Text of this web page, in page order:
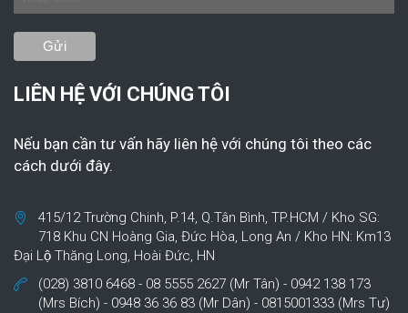
LIÊN HỆ VỚI CHÚNG TÔI
Nếu bạn cần tư vấn hãy liên hệ với chúng tôi theo các
cách dưới đây.
415/12 Trường Chinh, P.14, Q.Tân Bình, TP.HCM / Kho SG:
718 Khu CN Hoàng Gia, Đức Hòa, Long An / Kho HN: Km13
Đại Lộ Thăng Long, Hoài Đức, HN
(028) 3810 6468 - 08 5555 2627 (Mr Tân) - 0942 138 173
(Mrs Bích) - 0948 36 36 83 (Mr Dân) - 0815001333 (Mrs Tư)